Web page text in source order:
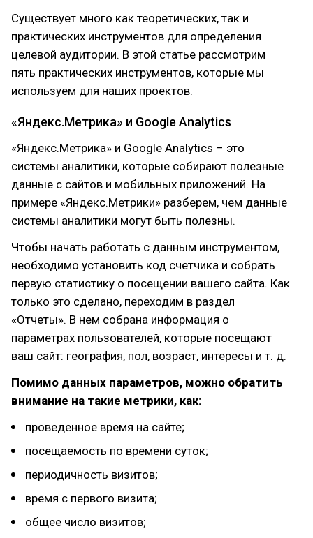
Существует много как теоретических, так и
практических инструментов для определения
целевой аудитории. В этой статье рассмотрим
пять практических инструментов, которые мы
используем для наших проектов.
«Яндекс.Метрика» и Google Analytics
«Яндекс.Метрика» и Google Analytics – это
системы аналитики, которые собирают полезные
данные с сайтов и мобильных приложений. На
примере «Яндекс.Метрики» разберем, чем данные
системы аналитики могут быть полезны.
Чтобы начать работать с данным инструментом,
необходимо установить код счетчика и собрать
первую статистику о посещении вашего сайта. Как
только это сделано, переходим в раздел
«Отчеты». В нем собрана информация о
параметрах пользователей, которые посещают
ваш сайт: география, пол, возраст, интересы и т. д.
Помимо данных параметров, можно обратить
внимание на такие метрики, как:
проведенное время на сайте;
посещаемость по времени суток;
периодичность визитов;
время с первого визита;
общее число визитов;